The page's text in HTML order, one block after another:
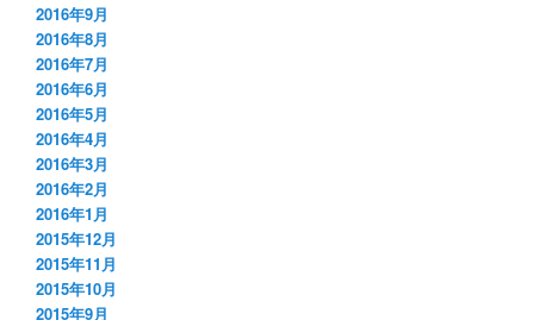
2016年9月
2016年8月
2016年7月
2016年6月
2016年5月
2016年4月
2016年3月
2016年2月
2016年1月
2015年12月
2015年11月
2015年10月
2015年9月